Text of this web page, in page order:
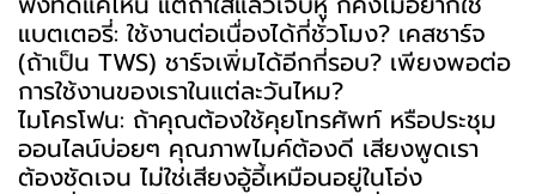
แบตเตอรี่: ใช้งานต่อเนื่องได้กี่ชั่วโมง? เคสชาร์จ
(ถ้าเป็น TWS) ชาร์จเพิ่มได้อีกกี่รอบ? เพียงพอต่อ
การใช้งานของเราในแต่ละวันไหม?
ไมโครโฟน: ถ้าคุณต้องใช้คุยโทรศัพท์ หรือประชุม
ออนไลน์บ่อยๆ คุณภาพไมค์ต้องดี เสียงพูดเรา
ต้องชัดเจน ไม่ใช่เสียงอู้อี้เหมือนอยู่ในโอ่ง